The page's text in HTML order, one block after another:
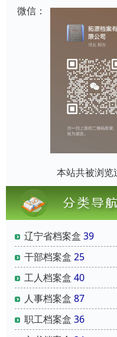
微信：
本站共被浏览
辽宁省档案盒 39
干部档案盒 25
工人档案盒 40
人事档案盒 87
职工档案盒 36